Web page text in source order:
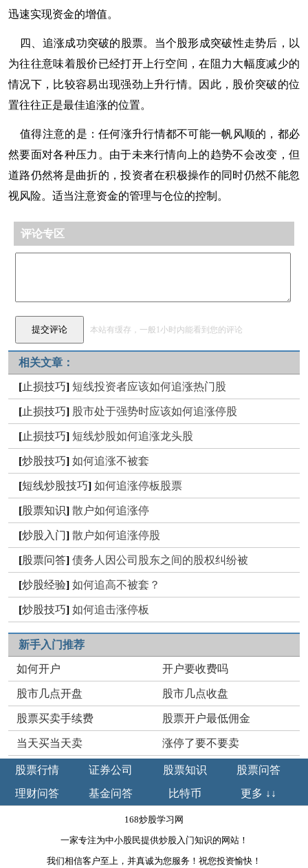
迅速实现资金的增值。
四、追涨成功突破的股票。当个股形成突破性走势后，以
为往往意味着股价已经打开上行空间，在阻力大幅度减少的
情况下，比较容易出现强劲上升行情。因此，股价突破的位
置往往正是最佳追涨的位置。
值得注意的是：任何涨升行情都不可能一帆风顺的，都必
然要面对各种压力。由于未来行情向上的趋势不会改变，但
道路仍然将是曲折的，投资者在积极操作的同时仍然不能忽
视风险。适当注意资金的管理与仓位的控制。
评论专区
本站有缓存，一般1小时内能看到您的评论
相关文章：
[止损技巧] 短线投资者应该如何追涨热门股
[止损技巧] 股市处于强势时应该如何追涨停股
[止损技巧] 短线炒股如何追涨龙头股
[炒股技巧] 如何追涨不被套
[短线炒股技巧] 如何追涨停板股票
[股票知识] 散户如何追涨停
[炒股入门] 散户如何追涨停股
[股票问答] 债务人因公司股东之间的股权纠纷被
[炒股经验] 如何追高不被套？
[炒股技巧] 如何追击涨停板
新手入门推荐
如何开户 开户要收费吗
股市几点开盘 股市几点收盘
股票买卖手续费 股票开户最低佣金
当天买当天卖 涨停了要不要卖
股票行情 证券公司 股票知识
股票问答
理财问答
基金问答 比特币 更多 ↓↓
168炒股学习网
一家专注为中小股民提供炒股入门知识的网站！
我们相信客户至上，并真诚为您服务！祝您投资愉快！